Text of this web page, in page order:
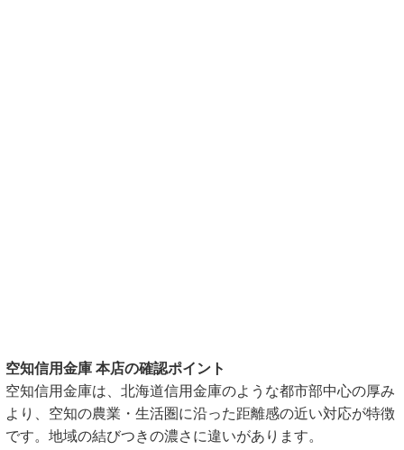
空知信用金庫 本店の確認ポイント
空知信用金庫は、北海道信用金庫のような都市部中心の厚み
より、空知の農業・生活圏に沿った距離感の近い対応が特徴
です。地域の結びつきの濃さに違いがあります。